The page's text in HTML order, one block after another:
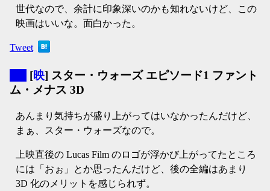
世代なので、余計に印象深いのかも知れないけど、この
映画はいいな。面白かった。
Tweet
[映] スター・ウォーズ エピソード1 ファント
ム・メナス 3D
あんまり気持ちが盛り上がってはいなかったんだけど、
まぁ、スター・ウォーズなので。
上映直後の Lucas Film のロゴが浮かび上がってたところ
には「おぉ」とか思ったんだけど、後の全編はあまり
3D 化のメリットを感じられず。